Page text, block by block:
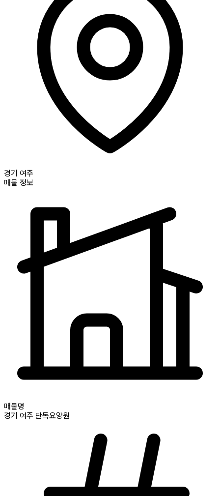
경기 여주
매물 정보
매물명
경기 여주 단독요양원